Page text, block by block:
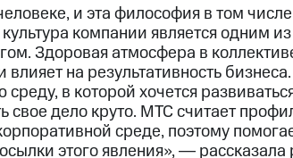
и эта философия в том
компании является одним
Здоровая атмосфера в
на результативность
в которой хочется
свое дело круто. МТС считает
среде, поэтому
этого явления», ―